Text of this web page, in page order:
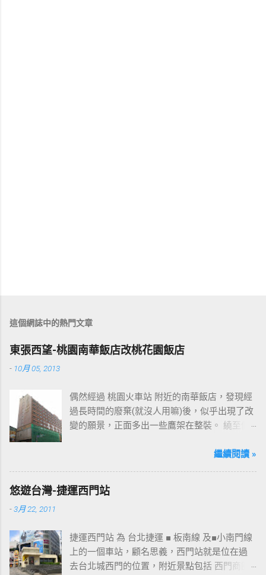
這個網誌中的熱門文章
東張西望-桃園南華飯店改桃花園飯店
- 10月 05, 2013
偶然經過 桃園火車站 附近的南華飯店，發現經
過長時間的廢棄(就沒人用嘛)後，似乎出現了改
變的願景，正面多出一些鷹架在整裝。 繞至側
桃園的民眾又有一個聚餐旅遊的好去處囉!!但今
趴走將持續為讀者們追蹤其動態消息，請各位
開始期待開幕日的來臨吧！ 南華飯店施工中現
繼續閱讀 »
悠遊台灣-捷運西門站
-3月 22, 2011
捷運西門站 為 台北捷運 ■ 板南線 及■小南門線
上的一個車站，顧名思義，西門站就是位在過
去台北城西門的位置，附近景點包括 西門商圈